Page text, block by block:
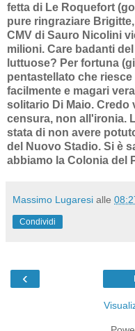
fetta di Le Roquefort
pure ringraziare
CMV di Sauro Nicolini
milioni. Care badanti
luttuose? Per fortuna
pentastellato che
facilmente e magari
solitario Di Maio. Credo
censura, non all'ironia.
stata di non avere
del Nuovo Stadio. Si è
abbiamo la Colonia del
Massimo Lugaresi alle
Condividi
‹